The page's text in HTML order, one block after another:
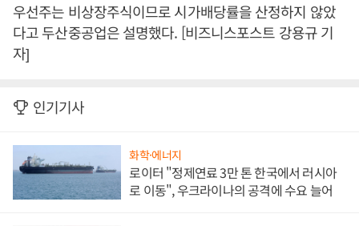
우선주는 비상장주식이므로 시가배당률을 산정하지 않았
다고 두산중공업은 설명했다. [비즈니스포스트 강용규 기
자]
인기기사
화학·에너지
로이터 "정제연료 3만 톤 한국에서 러시아
로 이동", 우크라이나의 공격에 수요 늘어